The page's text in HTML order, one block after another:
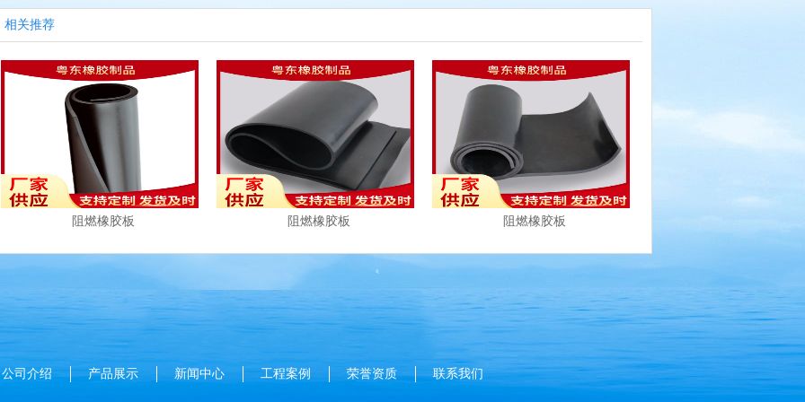
相关推荐
阻燃橡胶板 阻燃橡胶板 阻燃橡胶板
公司介绍 产品展示 新闻中心 工程案例 荣誉资质 联系我们